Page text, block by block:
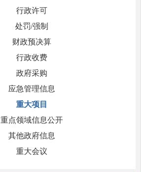
行政许可
处罚/强制
财政预决算
行政收费
政府采购
应急管理信息
重大项目
重点领域信息公开
其他政府信息
重大会议